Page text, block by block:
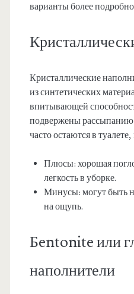
варианты более
Кристаллические
из синтетических
впитывающей
подвержены
часто остаются в
Плюсы: хорошая
легкость в уборке.
Минусы: могут быть
на ощупь.
Бentonite или
наполнители